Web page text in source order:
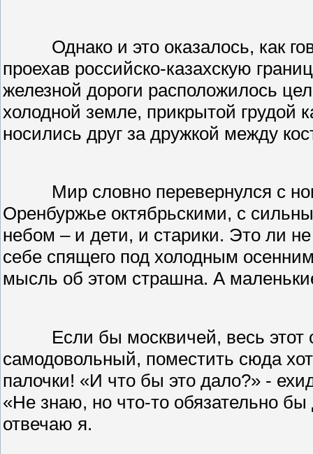
Однако и это оказалось, как
проехав российско-казахскую
железной дороги расположилось
холодной земле, прикрытой грудой
носились друг за дружкой между
Мир словно перевернулся с
Оренбуржье октябрьскими, с
небом – и дети, и старики. Это ли
себе спящего под холодным
мысль об этом страшна. А
Если бы москвичей, весь
самодовольный, поместить сюда
палочки! «И что бы это дало?» -
«Не знаю, но что-то обязательно
отвечаю я.